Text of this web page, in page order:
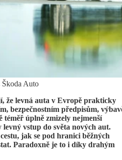
Auto
že levná auta v Evropě prakticky
bezpečnostním předpisům,
úplně zmizely nejmenší
vstup do světa nových aut.
jak se pod hranici běžných
Paradoxně je to i díky drahým